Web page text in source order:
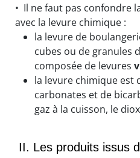
• Il ne faut pas confondre
avec la levure chimique :
la levure de
cubes ou de granules
composée de levures
la levure chimique est
carbonates et de
gaz à la cuisson, le
II. Les produits issus